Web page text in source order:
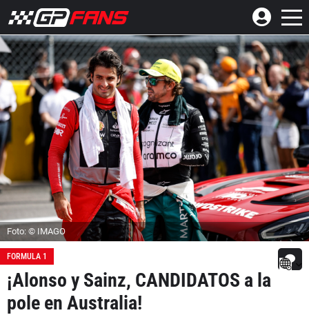
Foto: © IMAGO
FORMULA 1
¡Alonso y Sainz, CANDIDATOS a la
pole en Australia!